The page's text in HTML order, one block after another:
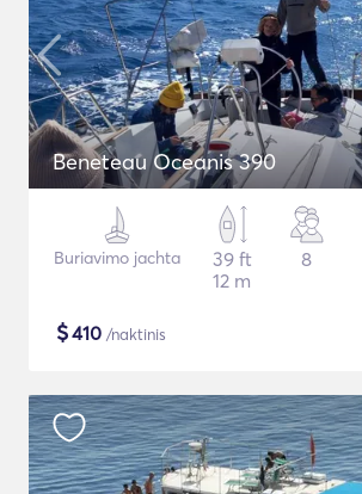
Beneteau Oceanis 390
Buriavimo jachta
39 ft
12 m
8
$410 /naktinis